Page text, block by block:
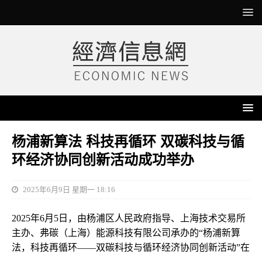
杨浦新算法 科技再循环 双碳科技与循
环经济协同创新活动成功举办
2025年6月9日 星期一 18:16
2025年6月5日，由杨浦区人民政府指导、上海技术交易所
主办、弗碳（上海）能源科技有限公司承办的“杨浦新算
法，科技再循环——双碳科技与循环经济协同创新活动”在